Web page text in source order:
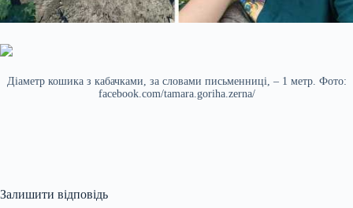
Діаметр кошика з кабачками, за словами письменниці, – 1 метр. Фото:
facebook.com/tamara.goriha.zerna/
Залишити відповідь